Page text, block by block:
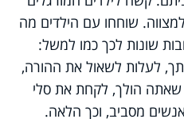
שוחחו עם הילדים מה
שונות לכך כמו למשל:
לעלות לשאול את ההורה,
הולך, לקחת את סלי
מסביב, וכך הלאה.